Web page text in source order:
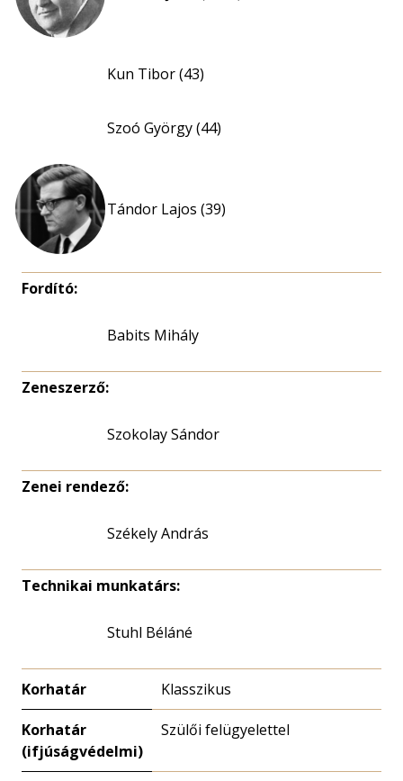
Kun Tibor (43)
Szoó György (44)
Tándor Lajos (39)
Fordító:
Babits Mihály
Zeneszerző:
Szokolay Sándor
Zenei rendező:
Székely András
Technikai munkatárs:
Stuhl Béláné
Korhatár Klasszikus
Korhatár
(ifjúságvédelmi)
Szülői felügyelettel